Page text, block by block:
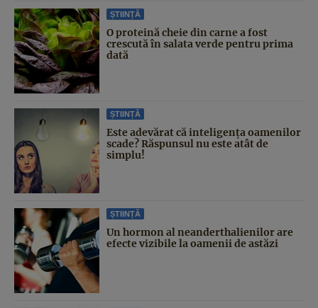
ȘTIINȚĂ
O proteină cheie din carne a fost
crescută în salata verde pentru prima
dată
ȘTIINȚĂ
Este adevărat că inteligența oamenilor
scade? Răspunsul nu este atât de
simplu!
ȘTIINȚĂ
Un hormon al neanderthalienilor are
efecte vizibile la oamenii de astăzi